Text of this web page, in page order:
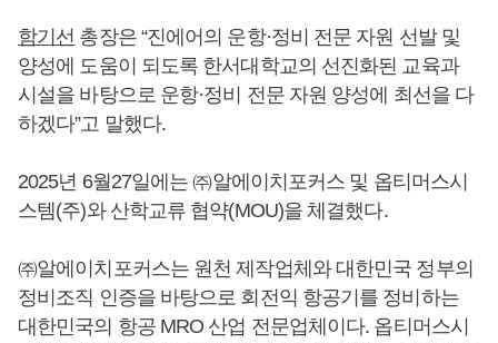
함기선 총장은 “진에어의 운항·정비 전문 자원 선발 및
양성에 도움이 되도록 한서대학교의 선진화된 교육과
시설을 바탕으로 운항·정비 전문 자원 양성에 최선을 다
하겠다”고 말했다.
2025년 6월27일에는 ㈜알에이치포커스 및 옵티머스시
스템(주)와 산학교류 협약(MOU)을 체결했다.
㈜알에이치포커스는 원천 제작업체와 대한민국 정부의
정비조직 인증을 바탕으로 회전익 항공기를 정비하는
대한민국의 항공 MRO 산업 전문업체이다. 옵티머스시